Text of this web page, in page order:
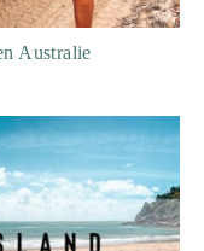
Australie